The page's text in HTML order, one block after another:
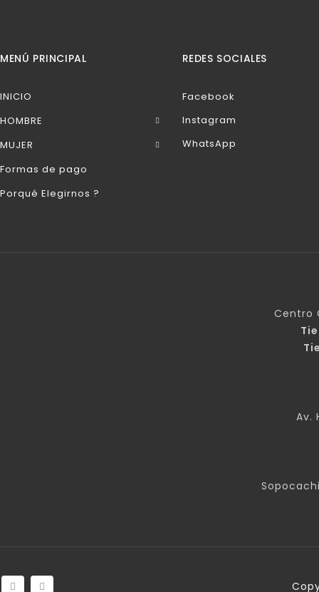
MENÚ PRINCIPAL
INICIO
HOMBRE
MUJER
Formas de pago
Porqué Elegirnos ?
REDES SOCIALES
Facebook
Instagram
WhatsApp
Centro
Av.